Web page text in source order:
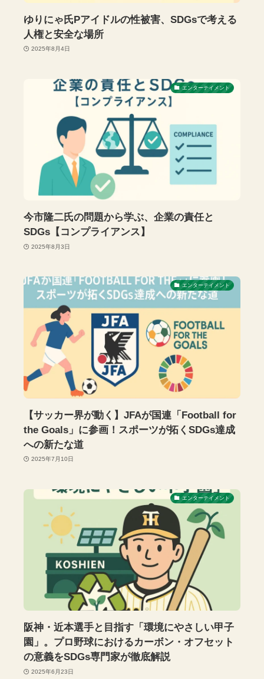
ゆりにゃ氏Pアイドルの性被害、SDGsで考える
人権と安全な場所
2025年8月4日
エンターテイメント
今市隆二氏の問題から学ぶ、企業の責任と
SDGs【コンプライアンス】
2025年8月3日
エンターテイメント
【サッカー界が動く】JFAが国連「Football for
the Goals」に参画！スポーツが拓くSDGs達成
への新たな道
2025年7月10日
エンターテイメント
阪神・近本選手と目指す「環境にやさしい甲子
園」。プロ野球におけるカーボン・オフセット
の意義をSDGs専門家が徹底解説
2025年6月23日